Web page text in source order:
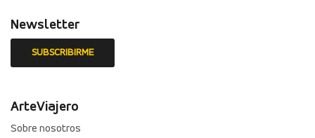
Newsletter
ArteViajero
Sobre nosotros